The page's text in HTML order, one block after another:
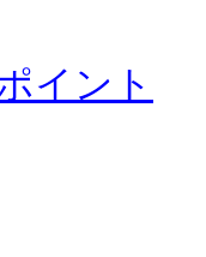
イント